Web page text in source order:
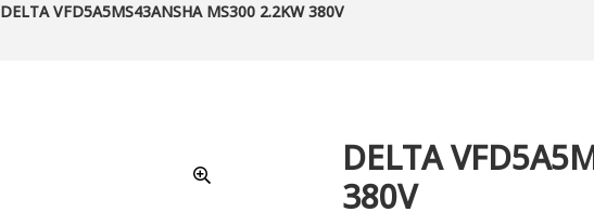
DELTA VFD5A5MS43ANSHA MS300 2.2KW 380V
DELTA
380V